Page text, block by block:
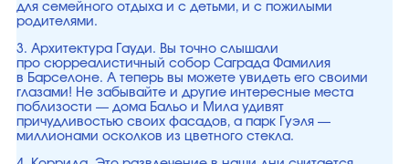
для семейного отдыха и с детьми, и с пожилыми
родителями.
3. Архитектура Гауди. Вы точно слышали
про сюрреалистичный собор Саграда Фамилия
в Барселоне. А теперь вы можете увидеть его своими
глазами! Не забывайте и другие интересные места
поблизости — дома Бальо и Мила удивят
причудливостью своих фасадов, а парк Гуэля —
миллионами осколков из цветного стекла.